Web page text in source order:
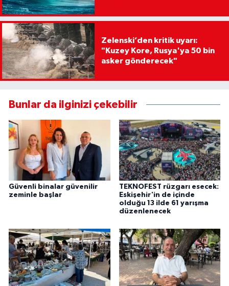
Zelenski’den kritik uyarı:
"Kuzey Kore, Rusya'ya 50 bin
asker gönderecek"
Bunlar da ilginizi çekebilir
Güvenli binalar güvenilir
zeminle başlar
TEKNOFEST rüzgarı esecek:
Eskişehir'in de içinde
olduğu 13 ilde 61 yarışma
düzenlenecek